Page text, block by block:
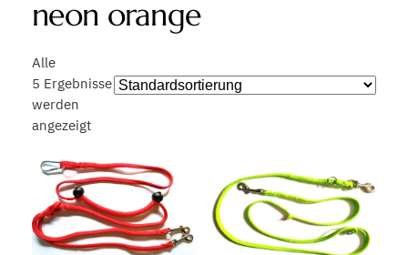
neon orange
Alle
5 Ergebnisse
werden
angezeigt